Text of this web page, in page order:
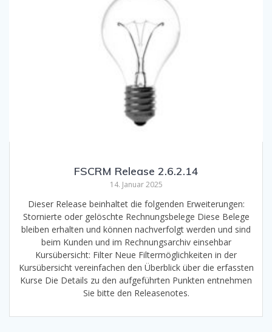
FSCRM Release 2.6.2.14
14. Januar 2025
Dieser Release beinhaltet die folgenden Erweiterungen:
Stornierte oder gelöschte Rechnungsbelege Diese Belege
bleiben erhalten und können nachverfolgt werden und sind
beim Kunden und im Rechnungsarchiv einsehbar
Kursübersicht: Filter Neue Filtermöglichkeiten in der
Kursübersicht vereinfachen den Überblick über die erfassten
Kurse Die Details zu den aufgeführten Punkten entnehmen
Sie bitte den Releasenotes.